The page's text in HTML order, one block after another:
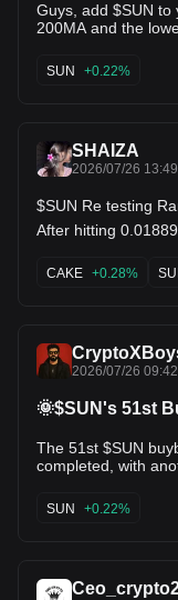
Guys, add $SUN to
200MA and the
SUN +0.22%
SHAIZA
2026/07/26 13:49
$SUN Re testing Range Highs Coiled for Next Leg! ☀️🚀
After hitting
volume has
exhaustion above
(Local High Sweep)
pump! $IMX $CAKE
CAKE +0.28%
2026/07/26 09:42
🌞$SUN's 51st
The 51st $SUN buyback & burn has officially been
completed, with
December 2021,
making it one of
$0.05436 (Oct. 20, 2021) • All-Time Low:
SUN +0.22%